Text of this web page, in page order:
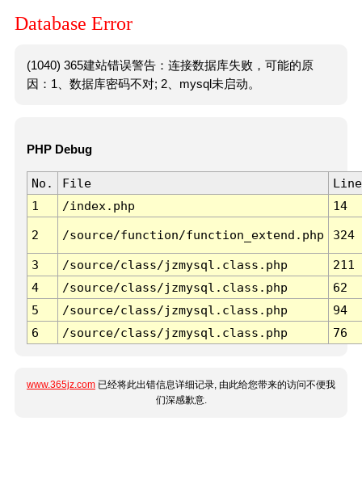
Database Error
(1040) 365建站错误警告：连接数据库失败，可能的原
因：1、数据库密码不对; 2、mysql未启动。
PHP Debug
No. File
Line
1
/index.php 14
2 /source/function/function_extend.php 324
3 /source/class/jzmysql.class.php
211
4
/source/class/jzmysql.class.php
62
5
/source/class/jzmysql.class.php
94
6
/source/class/jzmysql.class.php 76
www.365jz.com 已经将此出错信息详细记录, 由此给您带来的访问不便我
们深感歉意.